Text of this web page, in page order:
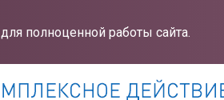
полноценной работы сайта.